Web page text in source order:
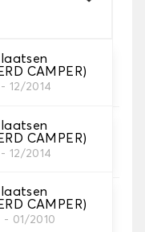
CAMPER)
12/2014
CAMPER)
12/2014
CAMPER)
01/2010
dat je nodig hebt.